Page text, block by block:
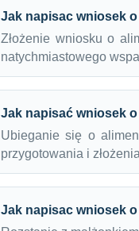
Jak napisac wniosek
Złożenie wniosku o
natychmiastowego
Jak napisać wniosek
Ubieganie się o
przygotowania i
Jak napisac wniosek